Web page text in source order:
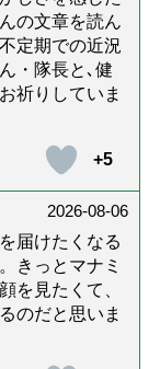
の文章を読ん
定期での近況
・隊長と､健
祈りしていま
+5
2026-08-06
届けたくなる
きっとマナミ
を見たくて、
のだと思いま